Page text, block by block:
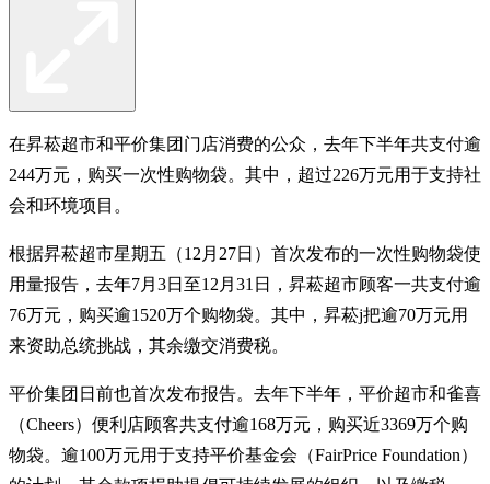
在昇菘超市和平价集团门店消费的公众，去年下半年共支付逾
244万元，购买一次性购物袋。其中，超过226万元用于支持社
会和环境项目。
根据昇菘超市星期五（12月27日）首次发布的一次性购物袋使
用量报告，去年7月3日至12月31日，昇菘超市顾客一共支付逾
76万元，购买逾1520万个购物袋。其中，昇菘j把逾70万元用
来资助总统挑战，其余缴交消费税。
平价集团日前也首次发布报告。去年下半年，平价超市和雀喜
（Cheers）便利店顾客共支付逾168万元，购买近3369万个购
物袋。逾100万元用于支持平价基金会（FairPrice Foundation）